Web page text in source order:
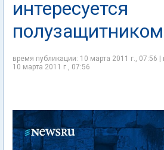
интересуется
время публикации: 10 марта 2011 г., 07:56
10 марта 2011 г., 07:56